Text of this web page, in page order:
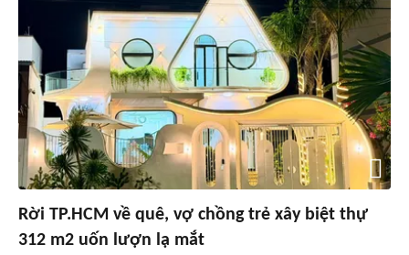
Rời TP.HCM về quê, vợ chồng trẻ xây biệt thự
312 m2 uốn lượn lạ mắt